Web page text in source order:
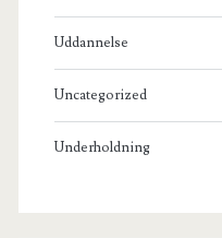
Uddannelse
Uncategorized
Underholdning